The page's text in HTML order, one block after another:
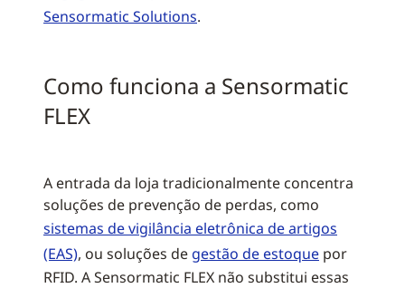
Sensormatic Solutions.
Como funciona a Sensormatic
FLEX
A entrada da loja tradicionalmente concentra
soluções de prevenção de perdas, como
sistemas de vigilância eletrônica de artigos
(EAS), ou soluções de gestão de estoque por
RFID. A Sensormatic FLEX não substitui essas